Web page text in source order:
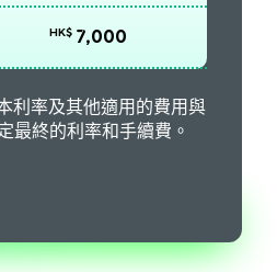
HK$ 7,000
利率及其他適用的費用與
最終的利率和手續費。